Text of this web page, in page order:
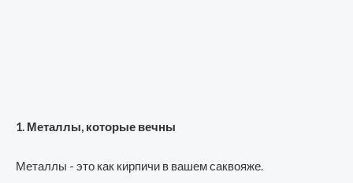
1. Металлы, которые вечны
Металлы - это как кирпичи в вашем саквояже.